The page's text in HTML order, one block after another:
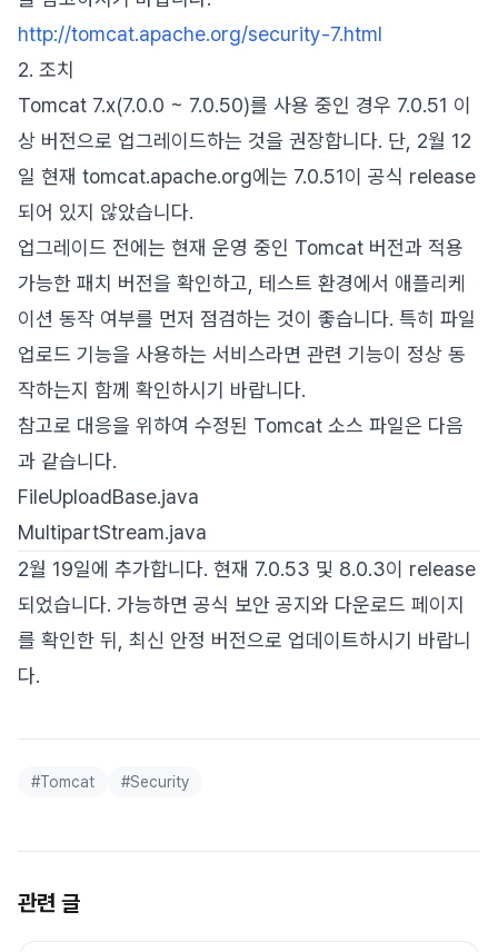
http://tomcat.apache.org/security-7.html
2. 조치
Tomcat 7.x(7.0.0 ~ 7.0.50)를 사용 중인 경우 7.0.51 이
상 버전으로 업그레이드하는 것을 권장합니다. 단, 2월 12
일 현재 tomcat.apache.org에는 7.0.51이 공식 release
되어 있지 않았습니다.
업그레이드 전에는 현재 운영 중인 Tomcat 버전과 적용
가능한 패치 버전을 확인하고, 테스트 환경에서 애플리케
이션 동작 여부를 먼저 점검하는 것이 좋습니다. 특히 파일
업로드 기능을 사용하는 서비스라면 관련 기능이 정상 동
작하는지 함께 확인하시기 바랍니다.
참고로 대응을 위하여 수정된 Tomcat 소스 파일은 다음
과 같습니다.
FileUploadBase.java
MultipartStream.java
2월 19일에 추가합니다. 현재 7.0.53 및 8.0.3이 release
되었습니다. 가능하면 공식 보안 공지와 다운로드 페이지
를 확인한 뒤, 최신 안정 버전으로 업데이트하시기 바랍니
다.
#Tomcat #Security
관련 글